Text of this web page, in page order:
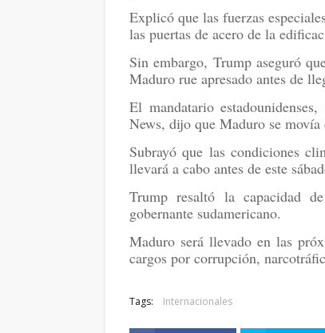
Explicó que las fuerzas
las puertas de acero de la
Sin embargo, Trump aseguró
Maduro rue apresado antes de
El mandatario
News, dijo que Maduro se movía
Subrayó que las condiciones
llevará a cabo antes de este
Trump resaltó la capacidad
gobernante sudamericano.
Maduro será llevado en las
cargos por corrupción,
Tags: Internacionales